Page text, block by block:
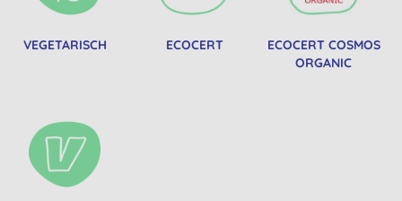
VEGETARISCH ECOCERT
ECOCERT COSMOS
ORGANIC